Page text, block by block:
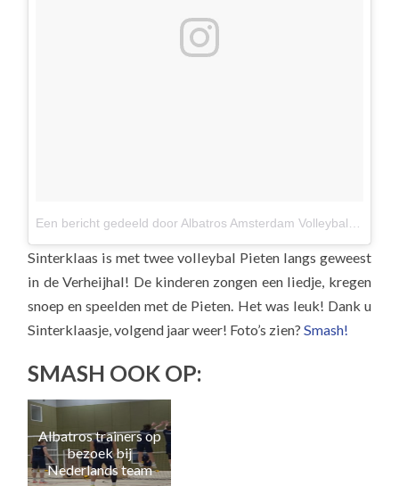
Sinterklaas is met twee volleybal Pieten langs geweest
in de Verheijhal! De kinderen zongen een liedje, kregen
snoep en speelden met de Pieten. Het was leuk! Dank u
Sinterklaasje, volgend jaar weer! Foto’s zien?Smash!
SMASH OOK OP:
Albatros trainers op
bezoek bij
Nederlands team